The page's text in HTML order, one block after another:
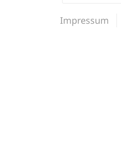
Impressum